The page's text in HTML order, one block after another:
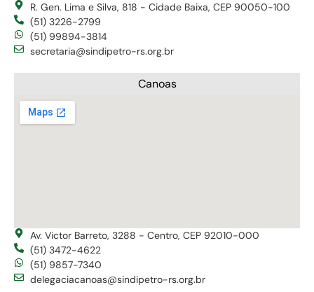
R. Gen. Lima e Silva, 818 - Cidade Baixa, CEP 90050-100
(51) 3226-2799
(51) 99894-3814
secretaria@sindipetro-rs.org.br
Canoas
Av. Victor Barreto, 3288 - Centro, CEP 92010-000
(51) 3472-4622
(51) 9857-7340
delegaciacanoas@sindipetro-rs.org.br